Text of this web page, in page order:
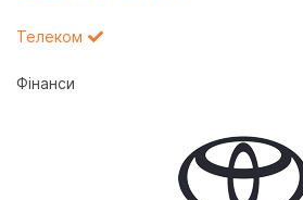
Телеком
Фінанси